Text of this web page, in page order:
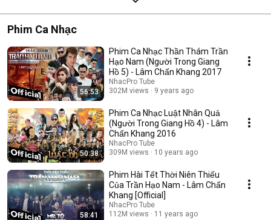
Phim Ca Nhạc
56:53
Phim Ca Nhạc Thần Thám Trần
Hạo Nam (Người Trong Giang
Hồ 5) - Lâm Chấn Khang 2017
NhacPro Tube
302M views
9 years ago
50:38
Phim Ca Nhạc Luật Nhân Quả
(Người Trong Giang Hồ 4) - Lâm
Chấn Khang 2016
NhacPro Tube
309M views
10 years ago
58:41
Phim Hài Tết Thời Niên Thiếu
Của Trần Hạo Nam - Lâm Chấn
Khang [Official]
NhacPro Tube
112M views
11 years ago